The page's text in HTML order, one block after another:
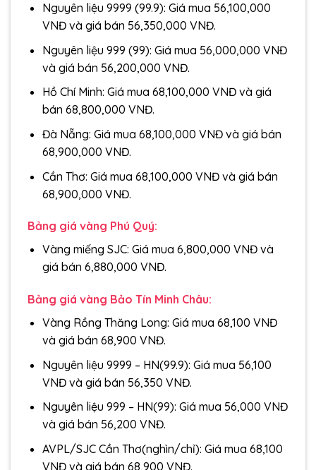
Nguyên liệu 9999 (99.9): Giá mua 56,100,000
VNĐ và giá bán 56,350,000 VNĐ.
Nguyên liệu 999 (99): Giá mua 56,000,000 VNĐ
và giá bán 56,200,000 VNĐ.
Hồ Chí Minh: Giá mua 68,100,000 VNĐ và giá
bán 68,800,000 VNĐ.
Đà Nẵng: Giá mua 68,100,000 VNĐ và giá bán
68,900,000 VNĐ.
Cần Thơ: Giá mua 68,100,000 VNĐ và giá bán
68,900,000 VNĐ.
Bảng giá vàng Phú Quý:
Vàng miếng SJC: Giá mua 6,800,000 VNĐ và
giá bán 6,880,000 VNĐ.
Bảng giá vàng Bảo Tín Minh Châu:
Vàng Rồng Thăng Long: Giá mua 68,100 VNĐ
và giá bán 68,900 VNĐ.
Nguyên liệu 9999 – HN(99.9): Giá mua 56,100
VNĐ và giá bán 56,350 VNĐ.
Nguyên liệu 999 – HN(99): Giá mua 56,000 VNĐ
và giá bán 56,200 VNĐ.
AVPL/SJC Cần Thơ(nghìn/chỉ): Giá mua 68,100
VNĐ và giá bán 68,900 VNĐ.